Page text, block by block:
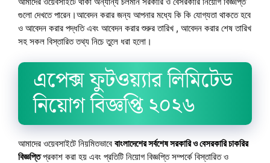
গুলো দেখতে পারেন।আবেদন করার জন্য আপনার মধ্যে কি কি যোগ্যতা থাকতে হবে
ও আবেদন করার পদ্ধতি এবং আবেদন করার শুরুর তারিখ , আবেদন করার শেষ তারিখ
সহ সকল বিস্তারিত তথ্য নিচে তুলে ধরা হলো।
এপেক্স ফুটওয়্যার লিমিটেড
নিয়োগ বিজ্ঞপ্তি ২০২৬
আমাদের ওয়েবসাইটে নিয়মিতভাবে বাংলাদেশের সর্বশেষ সরকারি ও বেসরকারি চাকরির
বিজ্ঞপ্তিপ্রকাশ করা হয় এবং প্রতিটি নিয়োগ বিজ্ঞপ্তি সম্পর্কে বিস্তারিত ও